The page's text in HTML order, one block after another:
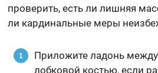
проверить, есть ли лишняя
ли кардинальные меры
Приложите ладонь
лобковой костью, если